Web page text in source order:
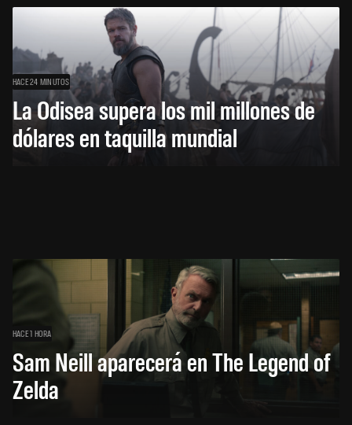
HACE 24 MINUTOS
La Odisea supera los mil millones de
dólares en taquilla mundial
HACE 1 HORA
Sam Neill aparecerá en The Legend of
Zelda